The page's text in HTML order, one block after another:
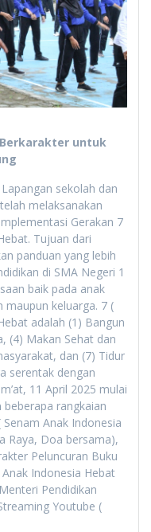
untuk
sekolah dan
melaksanakan
Gerakan 7
Tujuan dari
panduan yang lebih
di SMA Negeri 1
baik pada anak
maupun keluarga. 7 (
adalah (1) Bangun
(4) Makan Sehat dan
dan (7) Tidur
serentak dengan
11 April 2025 mulai
rangkaian
Anak Indonesia
Raya, Doa bersama),
Peluncuran Buku
Indonesia Hebat
Pendidikan
Youtube (